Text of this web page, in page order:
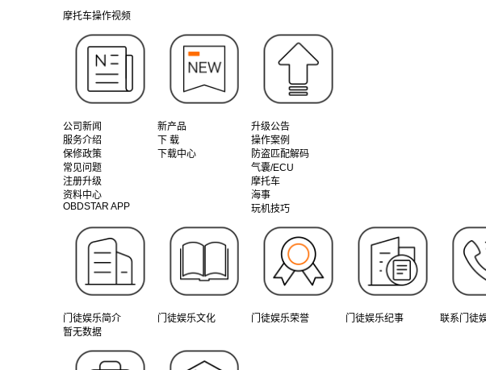
摩托车操作视频
公司新闻 新产品
升级公告
服务介绍
保修政策
常见问题
注册升级
资料中心
OBDSTAR APP
下 载
下载中心
操作案例
防盗匹配解码
气囊/ECU
摩托车
海事
玩机技巧
门徒娱乐简介 门徒娱乐文化 门徒娱乐荣誉 门徒娱乐纪事
联系门徒
暂无数据